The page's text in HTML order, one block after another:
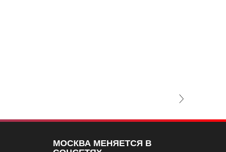
Next Slide
МОСКВА МЕНЯЕТСЯ В